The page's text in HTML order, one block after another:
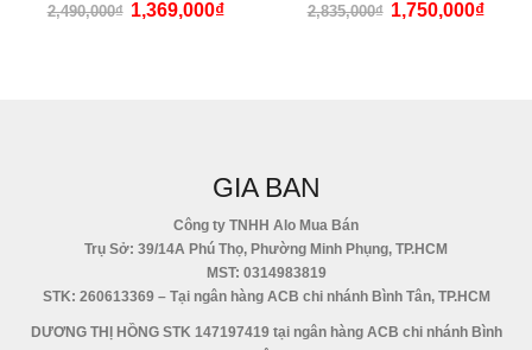
0out of 5
2,490,000₫ 1,369,000₫ 4.33 out of 5
2,835,000₫ 1,750,000₫
GIA BAN
Công ty TNHH Alo Mua Bán
Trụ Sở: 39/14A Phú Thọ, Phường Minh Phụng, TP.HCM
MST: 0314983819
STK: 260613369 – Tại ngân hàng ACB chi nhánh Bình Tân, TP.HCM
DƯƠNG THỊ HỒNG STK 147197419 tại ngân hàng ACB chi nhánh Bình